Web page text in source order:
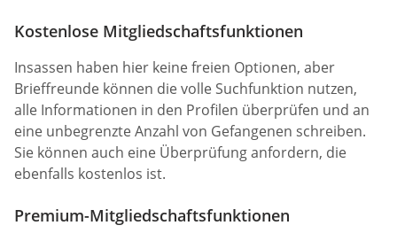
Kostenlose Mitgliedschaftsfunktionen
Insassen haben hier keine freien Optionen, aber
Brieffreunde können die volle Suchfunktion nutzen,
alle Informationen in den Profilen überprüfen und an
eine unbegrenzte Anzahl von Gefangenen schreiben.
Sie können auch eine Überprüfung anfordern, die
ebenfalls kostenlos ist.
Premium-Mitgliedschaftsfunktionen